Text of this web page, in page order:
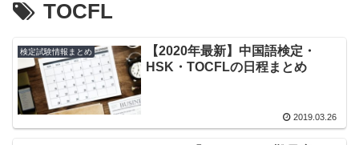
TOCFL
検定試験情報まとめ
【2020年最新】中国語検定・
HSK・TOCFLの日程まとめ
2019.03.26